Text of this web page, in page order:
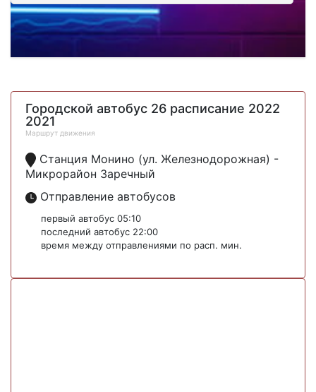
Городской автобус 26 расписание 2022
2021
Маршрут движения
Станция Монино (ул. Железнодорожная) -
Микрорайон Заречный
Отправление автобусов
первый автобус 05:10
последний автобус 22:00
время между отправлениями по расп. мин.